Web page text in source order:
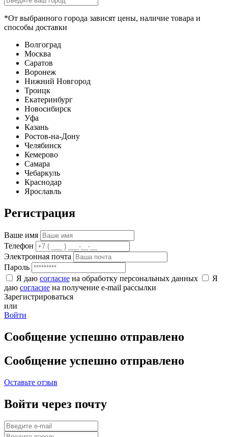
*От выбранного города зависят цены, наличие товара и
способы доставки
Волгоград
Москва
Саратов
Воронеж
Нижний Новгород
Троицк
Екатеринбург
Новосибирск
Уфа
Казань
Ростов-на-Дону
Челябинск
Кемерово
Самара
Чебаркуль
Краснодар
Ярославль
Регистрация
Ваше имя
Телефон
Электронная почта
Пароль
Я даю согласие на обработку персональных данных
Я
даю согласие на получение e-mail рассылки
Зарегистрироваться
или
Войти
Сообщение успешно отправлено
Сообщение успешно отправлено
Оставьте отзыв
Войти через почту